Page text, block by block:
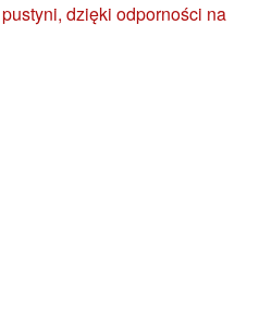
dzięki odporności na